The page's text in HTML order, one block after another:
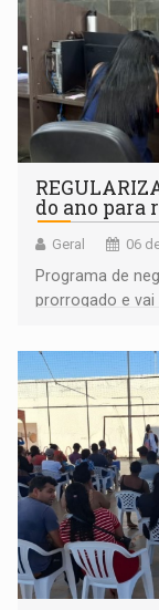
do ano para
Geral 06
Programa de
prorrogado e